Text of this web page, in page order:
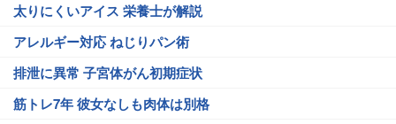
太りにくいアイス 栄養士が解説
アレルギー対応 ねじりパン術
排泄に異常 子宮体がん初期症状
筋トレ7年 彼女なしも肉体は別格